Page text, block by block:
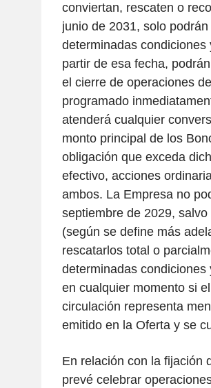
conviertan, rescaten o
junio de 2031, solo
determinadas
partir de esa fecha,
el cierre de operaciones
programado
atenderá cualquier
monto principal de los
obligación que exceda
efectivo, acciones
ambos. La Empresa no
septiembre de 2029, salvo
(según se define más
rescatarlos total o
determinadas
en cualquier momento si
circulación representa
emitido en la Oferta y se
En relación con la fijación
prevé celebrar